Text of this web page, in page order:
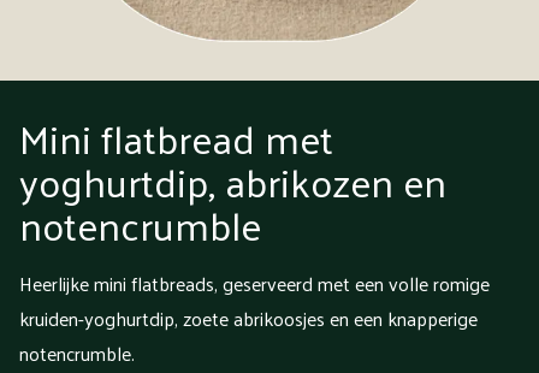
Mini flatbread met
yoghurtdip, abrikozen en
notencrumble
Heerlijke mini flatbreads, geserveerd met een volle romige
kruiden-yoghurtdip, zoete abrikoosjes en een knapperige
notencrumble.